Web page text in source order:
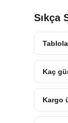
Sıkça
Kaç
Kargo